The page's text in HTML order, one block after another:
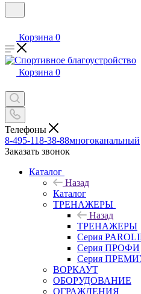
Корзина 0
Корзина 0
Телефоны
8-495-118-38-88многоканальный
Заказать звонок
Каталог
Назад
Каталог
ТРЕНАЖЕРЫ
Назад
ТРЕНАЖЕРЫ
Серия
Серия ПРОФИ
Серия
ВОРКАУТ
ОБОРУДОВАНИЕ
ОГРАЖДЕНИЯ